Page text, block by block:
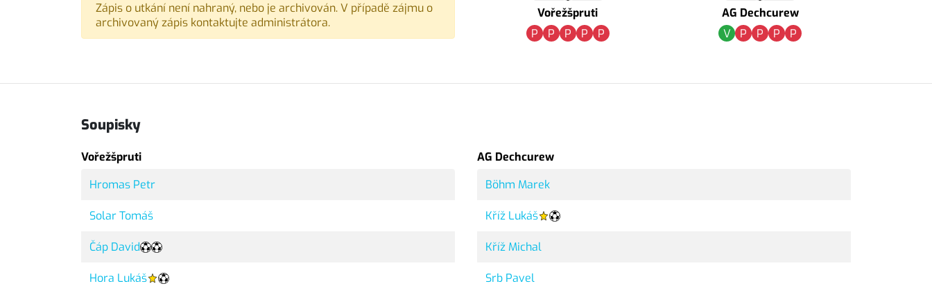
Zápis o utkání není nahraný, nebo je archivován. V případě zájmu o
archivovaný zápis kontaktujte administrátora.
Vořežšpruti
P
P P P P
AG Dechcurew
V
P P P P
Soupisky
Vořežšpruti
Hromas Petr
Solar Tomáš
Čáp David
Hora Lukáš
AG Dechcurew
Böhm Marek
Kříž Lukáš
Kříž Michal
Srb Pavel